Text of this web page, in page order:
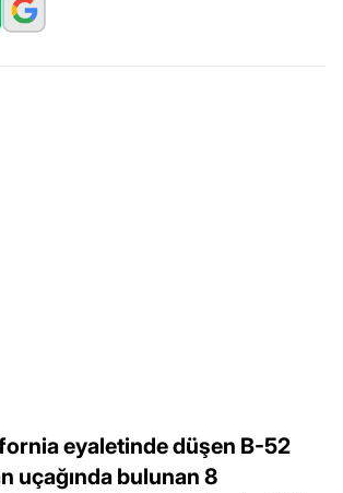
eyaletinde düşen B-52
uçağında bulunan 8